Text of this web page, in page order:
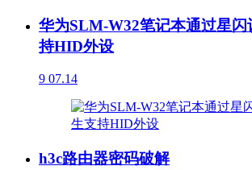
华为SLM-W32笔记本通过星闪
持HID外设
9 07.14
h3c路由器密码破解